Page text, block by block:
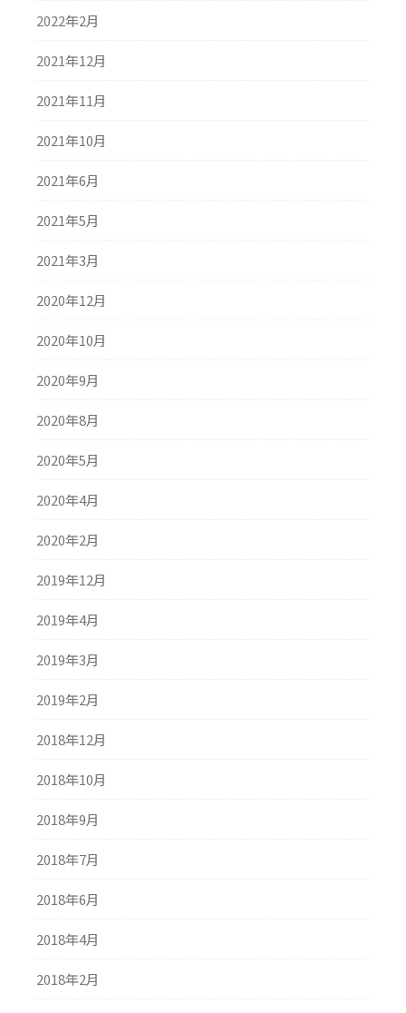
2022年2月
2021年12月
2021年11月
2021年10月
2021年6月
2021年5月
2021年3月
2020年12月
2020年10月
2020年9月
2020年8月
2020年5月
2020年4月
2020年2月
2019年12月
2019年4月
2019年3月
2019年2月
2018年12月
2018年10月
2018年9月
2018年7月
2018年6月
2018年4月
2018年2月